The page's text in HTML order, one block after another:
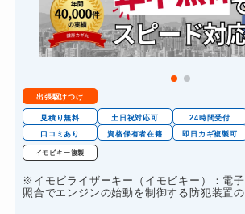
出張駆けつけ
見積り無料 土日祝対応可 24時間受付
口コミあり
資格保有者在籍 即日カギ複製可
イモビキー複製
※イモビライザーキー（イモビキー）：電
照合でエンジンの始動を制御する防犯装置